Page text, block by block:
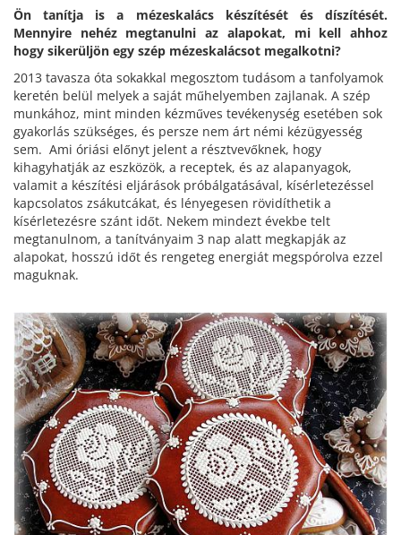
Ön tanítja is a mézeskalács készítését és díszítését.
Mennyire nehéz megtanulni az alapokat, mi kell ahhoz
hogy sikerüljön egy szép mézeskalácsot megalkotni?
2013 tavasza óta sokakkal megosztom tudásom a tanfolyamok
keretén belül melyek a saját műhelyemben zajlanak. A szép
munkához, mint minden kézműves tevékenység esetében sok
gyakorlás szükséges, és persze nem árt némi kézügyesség
sem. Ami óriási előnyt jelent a résztvevőknek, hogy
kihagyhatják az eszközök, a receptek, és az alapanyagok,
valamit a készítési eljárások próbálgatásával, kísérletezéssel
kapcsolatos zsákutcákat, és lényegesen rövidíthetik a
kísérletezésre szánt időt. Nekem mindezt évekbe telt
megtanulnom, a tanítványaim 3 nap alatt megkapják az
alapokat, hosszú időt és rengeteg energiát megspórolva ezzel
maguknak.